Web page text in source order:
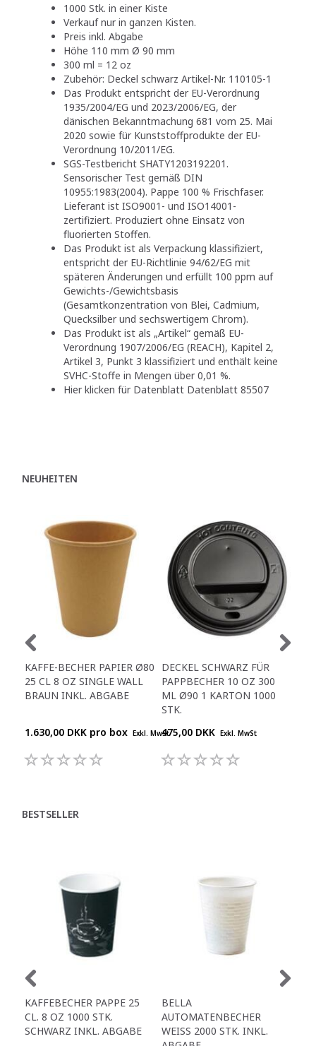
1000 Stk. in einer Kiste
Verkauf nur in ganzen Kisten.
Preis inkl. Abgabe
Höhe 110 mm Ø 90 mm
300 ml = 12 oz
Zubehör: Deckel schwarz Artikel-Nr. 110105-1
Das Produkt entspricht der EU-Verordnung
1935/2004/EG und 2023/2006/EG, der
dänischen Bekanntmachung 681 vom 25. Mai
2020 sowie für Kunststoffprodukte der EU-
Verordnung 10/2011/EG.
SGS-Testbericht SHATY1203192201.
Sensorischer Test gemäß DIN
10955:1983(2004). Pappe 100 % Frischfaser.
Lieferant ist ISO9001- und ISO14001-
zertifiziert. Produziert ohne Einsatz von
fluorierten Stoffen.
Das Produkt ist als Verpackung klassifiziert,
entspricht der EU-Richtlinie 94/62/EG mit
späteren Änderungen und erfüllt 100 ppm auf
Gewichts-/Gewichtsbasis
(Gesamtkonzentration von Blei, Cadmium,
Quecksilber und sechswertigem Chrom).
Das Produkt ist als „Artikel“ gemäß EU-
Verordnung 1907/2006/EG (REACH), Kapitel 2,
Artikel 3, Punkt 3 klassifiziert und enthält keine
SVHC-Stoffe in Mengen über 0,01 %.
Hier klicken für Datenblatt Datenblatt 85507
NEUHEITEN
KAFFE-BECHER PAPIER Ø80
25 CL 8 OZ SINGLE WALL
BRAUN INKL. ABGABE
1.630,00 DKK pro box Exkl. MwSt
DECKEL SCHWARZ FÜR
PAPPBECHER 10 OZ 300
ML Ø90 1 KARTON 1000
STK.
475,00 DKK Exkl. MwSt
BESTSELLER
KAFFE­BECHER PAPPE 25
CL. 8 OZ 1000 STK.
SCHWARZ INKL. ABGABE
BELLA
AUTOMATENBECHER
WEISS 2000 STK. INKL. A